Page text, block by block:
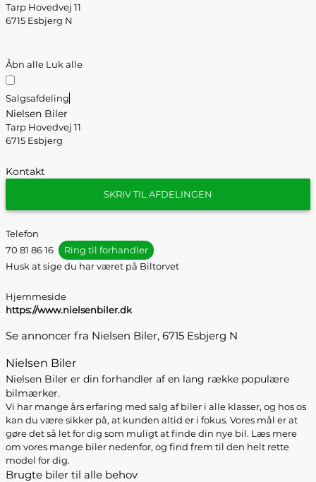
Tarp Hovedvej 11
6715 Esbjerg N
Åbn alle Luk alle
Salgsafdeling
Nielsen Biler
Tarp Hovedvej 11
6715 Esbjerg
Kontakt
SKRIV TIL AFDELINGEN
Telefon
70 81 86 16
Ring til forhandler
Husk at sige du har været på Biltorvet
Hjemmeside
https://www.nielsenbiler.dk
Se annoncer fra Nielsen Biler, 6715 Esbjerg N
Nielsen Biler
Nielsen Biler er din forhandler af en lang række populære
bilmærker.
Vi har mange års erfaring med salg af biler i alle klasser, og hos os
kan du være sikker på, at kunden altid er i fokus. Vores mål er at
gøre det så let for dig som muligt at finde din nye bil. Læs mere
om vores mange biler nedenfor, og find frem til den helt rette
model for dig.
Brugte biler til alle behov